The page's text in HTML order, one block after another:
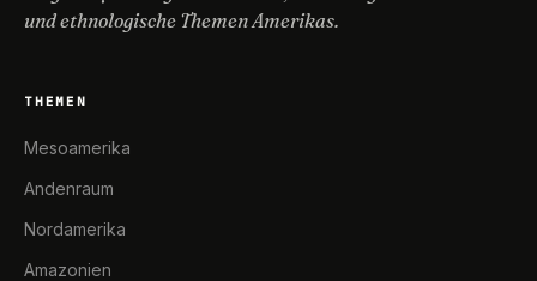
und ethnologische Themen Amerikas.
THEMEN
Mesoamerika
Andenraum
Nordamerika
Amazonien